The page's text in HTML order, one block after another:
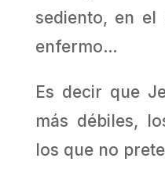
sediento, en el
enfermo…
Es decir que
más débiles,
los que no